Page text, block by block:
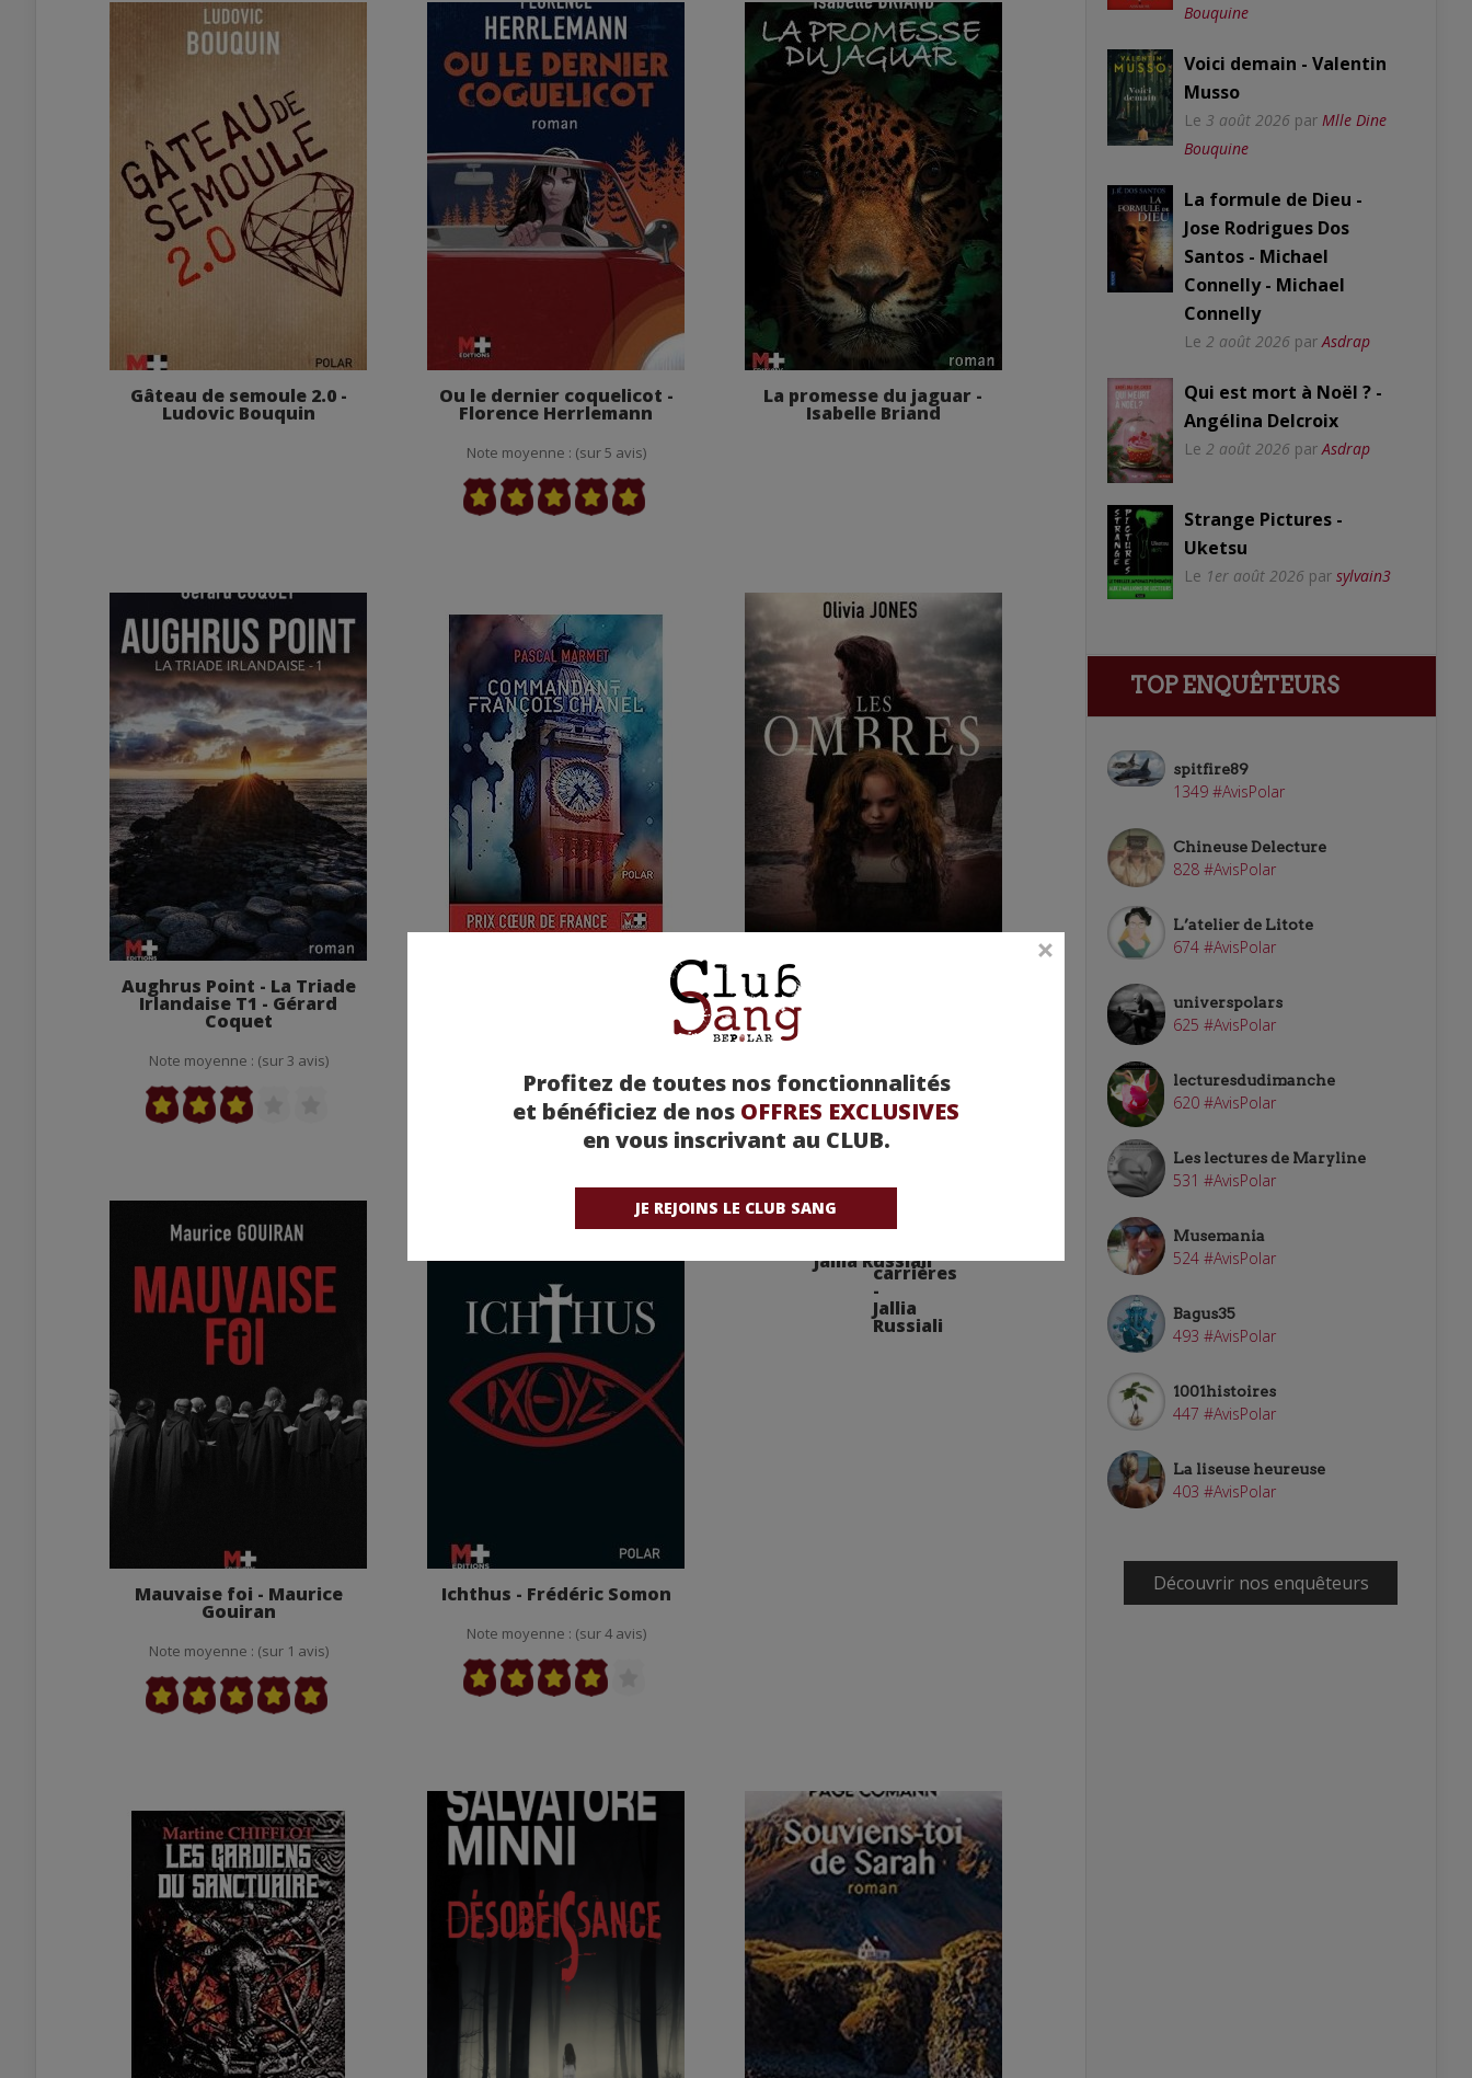
Profitez de toutes nos fonctionnalités
et bénéficiez de nos OFFRES EXCLUSIVES
en vous inscrivant au CLUB.
JE REJOINS LE CLUB SANG
Gâteau de semoule 2.0 -
Ludovic Bouquin
Ou le dernier coquelicot -
Florence Herrlemann
Note moyenne : (sur 5 avis)
La promesse du jaguar -
Isabelle Briand
Aughrus Point - La Triade
Irlandaise T1 - Gérard
Coquet
Note moyenne : (sur 3 avis)
Les ombres - Olivia Jones
Note moyenne : (sur 13 avis)
Mauvaise foi - Maurice
Gouiran
Note moyenne : (sur 1 avis)
Ichthus - Frédéric Somon
Note moyenne : (sur 4 avis)
Jallia Russiali
Bouquine
Voici demain - Valentin
Musso
Le 3 août 2026 par Mlle Dine
Bouquine
La formule de Dieu -
Jose Rodrigues Dos
Santos - Michael
Connelly - Michael
Connelly
Le 2 août 2026 par Asdrap
Qui est mort à Noël ? -
Angélina Delcroix
Le 2 août 2026 par Asdrap
Strange Pictures -
Uketsu
Le 1er août 2026 par sylvain3
TOP ENQUÊTEURS
spitfire89
1349 #AvisPolar
Chineuse Delecture
828 #AvisPolar
L’atelier de Litote
674 #AvisPolar
universpolars
625 #AvisPolar
lecturesdudimanche
620 #AvisPolar
Les lectures de Maryline
531 #AvisPolar
Musemania
524 #AvisPolar
Bagus35
493 #AvisPolar
1001histoires
447 #AvisPolar
La liseuse heureuse
403 #AvisPolar
Découvrir nos enquêteurs